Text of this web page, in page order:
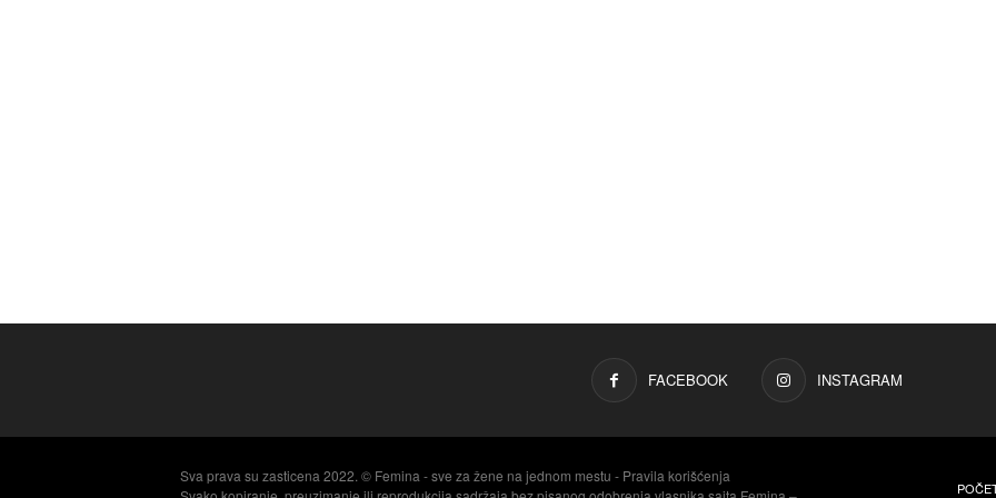
FACEBOOK INSTAGRAM
Sva prava su zasticena 2022. © Femina - sve za žene na jednom mestu - Pravila korišćenja